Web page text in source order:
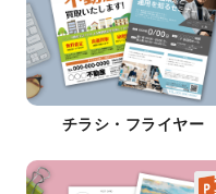
チラシ・フライヤー